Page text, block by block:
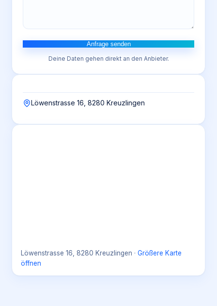
Anfrage senden
Deine Daten gehen direkt an den Anbieter.
Löwenstrasse 16, 8280 Kreuzlingen
Löwenstrasse 16, 8280 Kreuzlingen · Größere Karte
öffnen